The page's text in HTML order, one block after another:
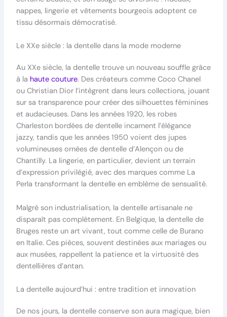
nappes, lingerie et vêtements bourgeois adoptent ce
tissu désormais démocratisé.
Le XXe siècle : la dentelle dans la mode moderne
Au XXe siècle, la dentelle trouve un nouveau souffle grâce
à la haute couture. Des créateurs comme Coco Chanel
ou Christian Dior l’intègrent dans leurs collections, jouant
sur sa transparence pour créer des silhouettes féminines
et audacieuses. Dans les années 1920, les robes
Charleston bordées de dentelle incarnent l’élégance
jazzy, tandis que les années 1950 voient des jupes
volumineuses ornées de dentelle d’Alençon ou de
Chantilly. La lingerie, en particulier, devient un terrain
d’expression privilégié, avec des marques comme La
Perla transformant la dentelle en emblème de sensualité.
Malgré son industrialisation, la dentelle artisanale ne
disparaît pas complètement. En Belgique, la dentelle de
Bruges reste un art vivant, tout comme celle de Burano
en Italie. Ces pièces, souvent destinées aux mariages ou
aux musées, rappellent la patience et la virtuosité des
dentellières d’antan.
La dentelle aujourd’hui : entre tradition et innovation
De nos jours, la dentelle conserve son aura magique, bien